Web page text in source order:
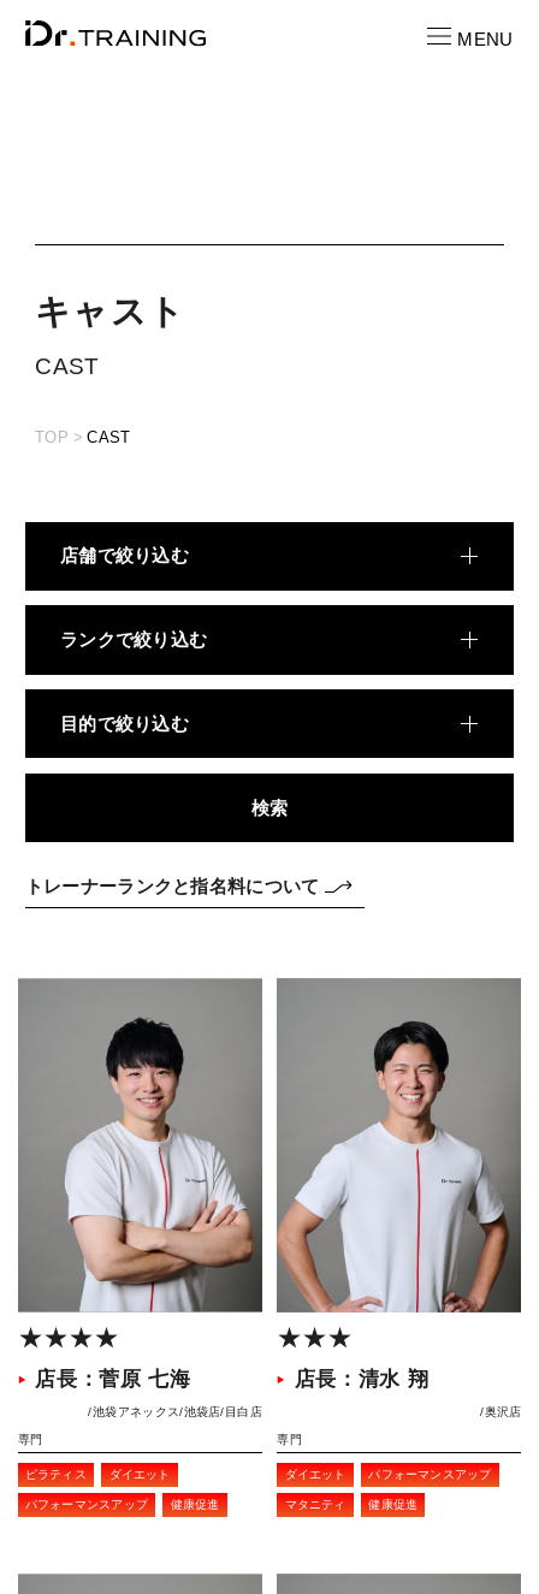
キ ャ ス ト
CAST
TOP CAST
店舗で絞り込む
ランクで絞り込む
目的で絞り込む
検索
トレーナーランクと指名料について
★★★★
店長：菅原 七海
池袋アネックス 池袋店 目白店
専門
ピラティス ダイエット
パフォーマンスアップ 健康促進
★★★
店長：清水 翔
奥沢店
専門
ダイエット パフォーマンスアップ
マタニティ 健康促進
PRICE
TRAINING
METHOD
REVIEW
メディア
MENU